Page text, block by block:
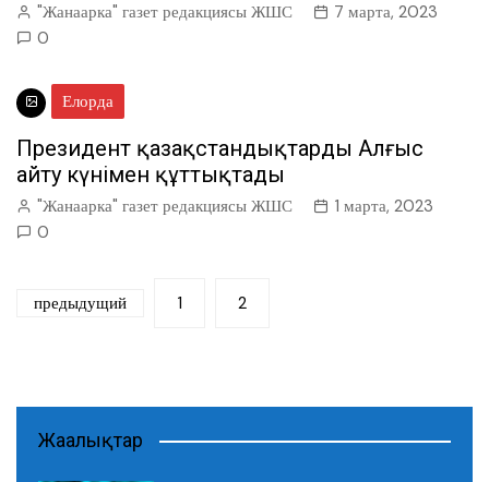
"Жанаарка" газет редакциясы ЖШС
7 марта, 2023
0
Елорда
Президент қазақстандықтарды Алғыс
айту күнімен құттықтады
"Жанаарка" газет редакциясы ЖШС
1 марта, 2023
0
Пагинация
предыдущий 1 2
Жаңалықтар